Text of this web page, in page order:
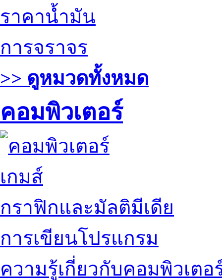
ราคาน้ำมัน
การจราจร
>> ดูหมวดทั้งหมด
คอมพิวเตอร์
เกมส์
กราฟิกและมัลติมีเดีย
การเขียนโปรแกรม
ความรู้เกี่ยวกับคอมพิวเตอ